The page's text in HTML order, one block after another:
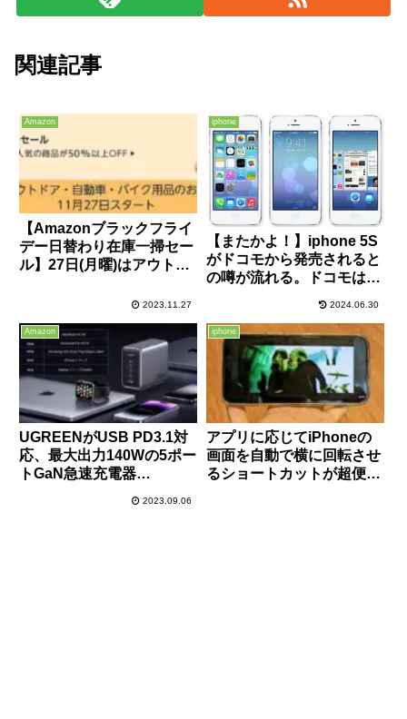
関連記事
Amazon
【Amazonブラックフライ
デー日替わり在庫一掃セー
ル】27日(月曜)はアウトド
お宝さがし！「GENTOS
の1,596円など激安！
2023.11.27
iphone
【またかよ！】iphone 5S
がドコモから発売されると
の噂が流れる。ドコモは報
メーカーの行く末は？
2024.06.30
Amazon
UGREENがUSB PD3.1対
応、最大出力140Wの5ポー
トGaN急速充電器
300W」を新発売！9/18ま
2023.09.06
iphone
アプリに応じてiPhoneの
画面を自動で横に回転させ
るショートカットが超便